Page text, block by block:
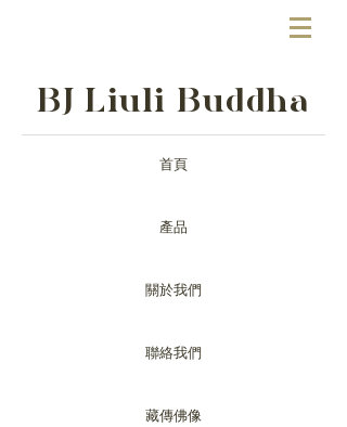
BJ Liuli Buddha
首頁
產品
關於我們
聯絡我們
藏傳佛像